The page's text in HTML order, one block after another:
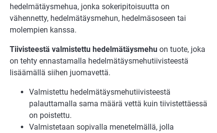
hedelmätäysmehua, jonka sokeripitoisuutta on
vähennetty, hedelmätäysmehun, hedelmäsoseen tai
molempien kanssa.
Tiivisteestä valmistettu hedelmätäysmehu on tuote, joka
on tehty ennastamalla hedelmätäysmehutiivisteestä
lisäämällä siihen juomavettä.
Valmistettu hedelmätäysmehutiivisteestä
palauttamalla sama määrä vettä kuin tiivistettäessä
on poistettu.
Valmistetaan sopivalla menetelmällä, jolla